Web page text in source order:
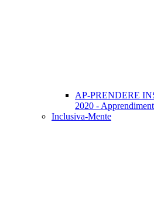
AP-PRENDERE
2020 -
Inclusiva-Mente